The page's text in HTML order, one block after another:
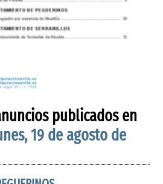
publicados en
19 de agosto de